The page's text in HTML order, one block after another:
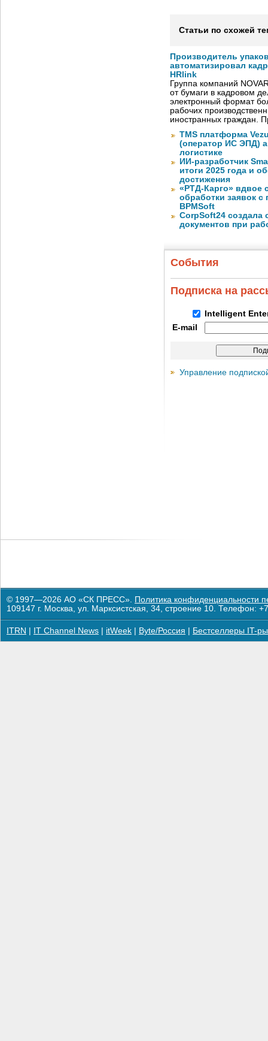
Статьи по схожей
Производитель
автоматизировал
HRlink
Группа компаний
от бумаги в кадровом
электронный формат
рабочих
иностранных граждан.
TMS платформа
(оператор ИС ЭПД)
логистике
ИИ-разработчик
итоги 2025 года и
достижения
«РТД-Карго» вдвое
обработки заявок
BPMSoft
CorpSoft24 создала
документов при
События
Подписка на
Intelligent
E-mail
Управление
© 1997—2026 АО «СК ПРЕСС». Политика конфиденциальности
109147 г. Москва, ул. Марксистская, 34, строение 10. Телефон:
ITRN IT Channel News itWeek Byte/Россия Бестселлеры IT-